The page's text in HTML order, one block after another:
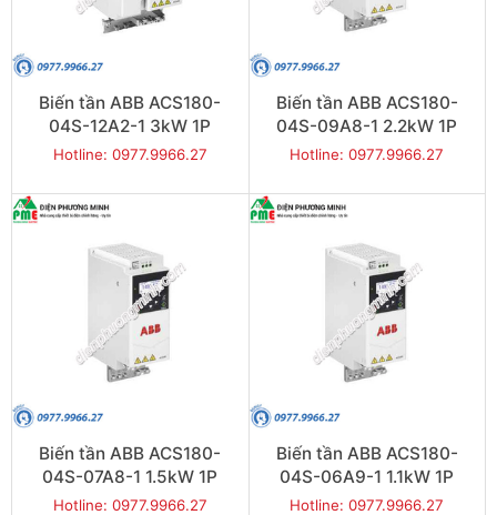
Biến tần ABB ACS180-
04S-12A2-1 3kW 1P
Hotline: 0977.9966.27
Biến tần ABB ACS180-
04S-09A8-1 2.2kW 1P
Hotline: 0977.9966.27
Biến tần ABB ACS180-
04S-07A8-1 1.5kW 1P
Hotline: 0977.9966.27
Biến tần ABB ACS180-
04S-06A9-1 1.1kW 1P
Hotline: 0977.9966.27